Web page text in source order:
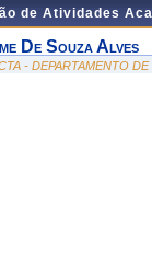
de Atividades
De Souza Alves
- DEPARTAMENTO